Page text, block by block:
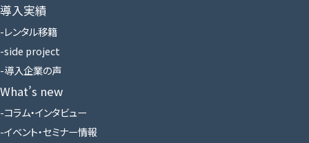
導入実績
レンタル移籍
side project
導入企業の声
What’s new
コラム・インタビュー
イベント・セミナー情報